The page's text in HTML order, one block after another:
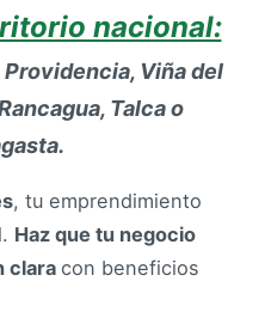
nacional:
Viña del
Talca o
, tu emprendimiento
Haz que tu negocio
clara con beneficios